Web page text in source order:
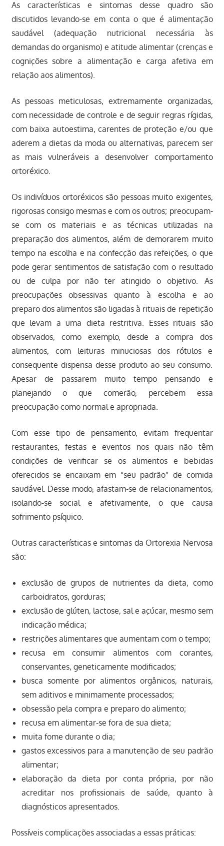
As características e sintomas desse quadro são
discutidos levando-se em conta o que é alimentação
saudável (adequação nutricional necessária às
demandas do organismo) e atitude alimentar (crenças e
cognições sobre a alimentação e carga afetiva em
relação aos alimentos).
As pessoas meticulosas, extremamente organizadas,
com necessidade de controle e de seguir regras rígidas,
com baixa autoestima, carentes de proteção e/ou que
aderem a dietas da moda ou alternativas, parecem ser
as mais vulneráveis a desenvolver comportamento
ortoréxico.
Os indivíduos ortoréxicos são pessoas muito exigentes,
rigorosas consigo mesmas e com os outros; preocupam-
se com os materiais e as técnicas utilizadas na
preparação dos alimentos, além de demorarem muito
tempo na escolha e na confecção das refeições, o que
pode gerar sentimentos de satisfação com o resultado
ou de culpa por não ter atingido o objetivo. As
preocupações obsessivas quanto à escolha e ao
preparo dos alimentos são ligadas à rituais de repetição
que levam a uma dieta restritiva. Esses rituais são
observados, como exemplo, desde a compra dos
alimentos, com leituras minuciosas dos rótulos e
consequente dispensa desse produto ao seu consumo.
Apesar de passarem muito tempo pensando e
planejando o que comerão, percebem essa
preocupação como normal e apropriada.
Com esse tipo de pensamento, evitam frequentar
restaurantes, festas e eventos nos quais não têm
condições de verificar se os alimentos e bebidas
oferecidos se encaixam em “seu padrão” de comida
saudável. Desse modo, afastam-se de relacionamentos,
isolando-se social e afetivamente, o que causa
sofrimento psíquico.
Outras características e sintomas da Ortorexia Nervosa
são:
exclusão de grupos de nutrientes da dieta, como
carboidratos, gorduras;
exclusão de glúten, lactose, sal e açúcar, mesmo sem
indicação médica;
restrições alimentares que aumentam com o tempo;
recusa em consumir alimentos com corantes,
conservantes, geneticamente modificados;
busca somente por alimentos orgânicos, naturais,
sem aditivos e minimamente processados;
obsessão pela compra e preparo do alimento;
recusa em alimentar-se fora de sua dieta;
muita fome durante o dia;
gastos excessivos para a manutenção de seu padrão
alimentar;
elaboração da dieta por conta própria, por não
acreditar nos profissionais de saúde, quanto à
diagnósticos apresentados.
Possíveis complicações associadas a essas práticas: